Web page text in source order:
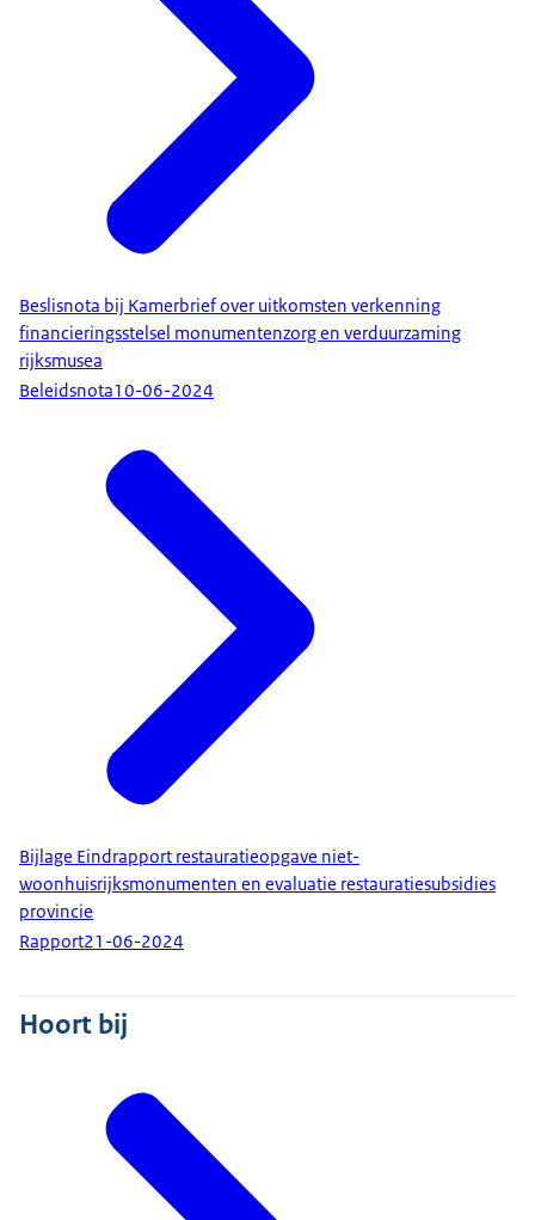
Beslisnota bij Kamerbrief over uitkomsten verkenning
financieringsstelsel monumentenzorg en verduurzaming
rijksmusea
Beleidsnota10-06-2024
Bijlage Eindrapport restauratieopgave niet-
woonhuisrijksmonumenten en evaluatie restauratiesubsidies
provincie
Rapport21-06-2024
Hoort bij